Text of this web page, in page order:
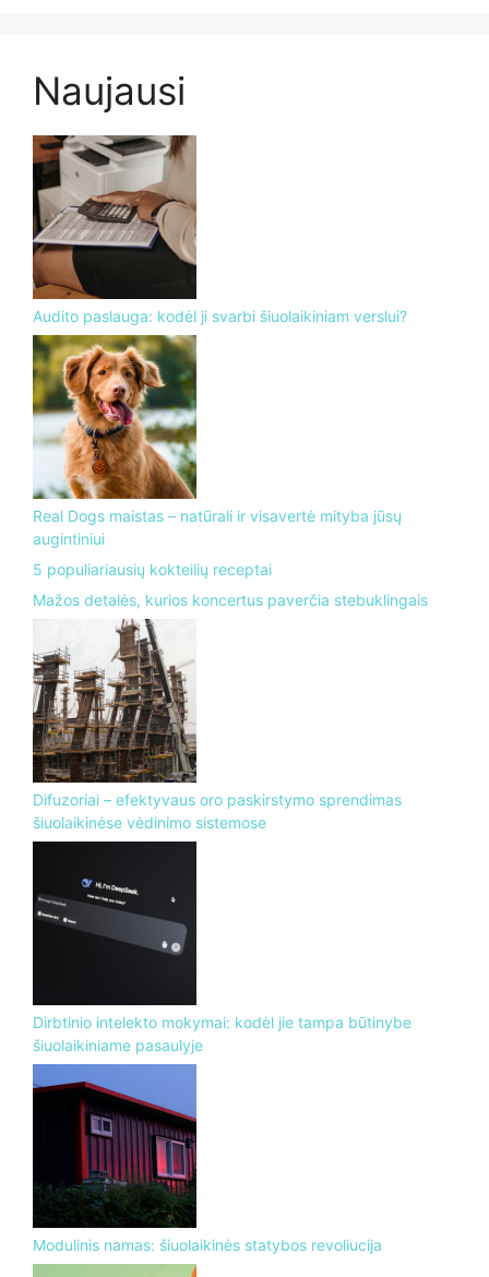
Naujausi
Audito paslauga: kodėl ji svarbi šiuolaikiniam verslui?
Real Dogs maistas – natūrali ir visavertė mityba jūsų
augintiniui
5 populiariausių kokteilių receptai
Mažos detalės, kurios koncertus paverčia stebuklingais
Difuzoriai – efektyvaus oro paskirstymo sprendimas
šiuolaikinėse vėdinimo sistemose
Dirbtinio intelekto mokymai: kodėl jie tampa būtinybe
šiuolaikiniame pasaulyje
Modulinis namas: šiuolaikinės statybos revoliucija